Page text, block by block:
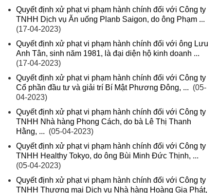
Quyết định xử phạt vi phạm hành chính đối với Công ty
TNHH Dịch vụ Ăn uống Planb Saigon, do ông Phạm ...
(17-04-2023)
Quyết định xử phạt vi phạm hành chính đối với ông Lưu
Anh Tân, sinh năm 1981, là đại diện hộ kinh doanh ...
(17-04-2023)
Quyết định xử phạt vi phạm hành chính đối với Công ty
Cổ phần đầu tư và giải trí Bí Mật Phương Đông, ... (05-
04-2023)
Quyết định xử phạt vi phạm hành chính đối với Công ty
TNHH Nhà hàng Phong Cách, do bà Lê Thị Thanh
Hằng, ... (05-04-2023)
Quyết định xử phạt vi phạm hành chính đối với Công ty
TNHH Healthy Tokyo, do ông Bùi Minh Đức Thịnh, ...
(05-04-2023)
Quyết định xử phạt vi phạm hành chính đối với Công ty
TNHH Thương mại Dịch vụ Nhà hàng Hoàng Gia Phát,